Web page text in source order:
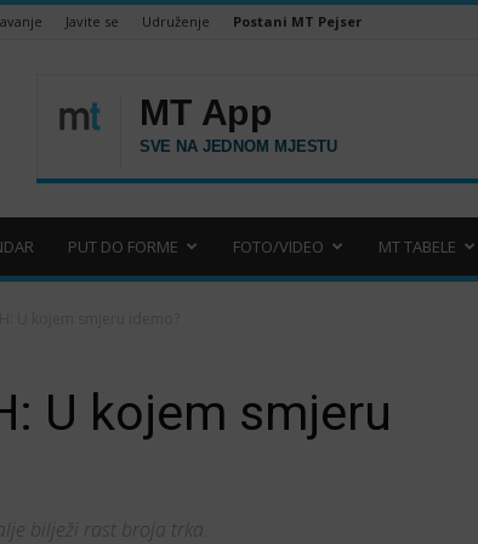
Javite se Udruženje Postani MT Pejser
PUT DO FORME FOTO/VIDEO MT TABELE
U kojem smjeru
bilježi rast broja trka.